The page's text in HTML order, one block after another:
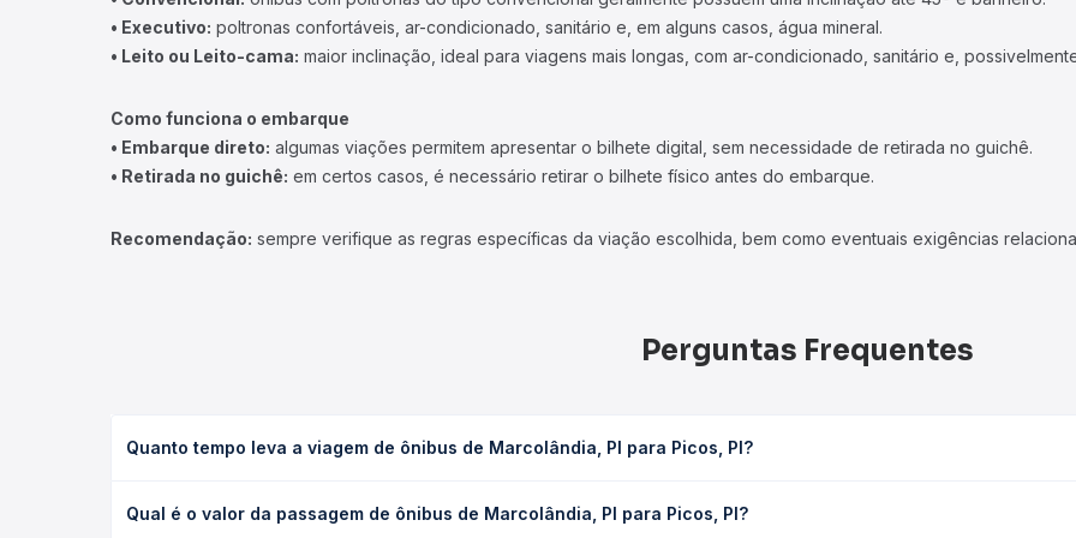
• Executivo: poltronas confortáveis, ar-condicionado, sanitário e, em alguns casos, água mineral.
• Leito ou Leito-cama: maior inclinação, ideal para viagens mais longas, com ar-condicionado, sanitário e,
Como funciona o embarque
• Embarque direto: algumas viações permitem apresentar o bilhete digital, sem necessidade de retirada no guichê.
• Retirada no guichê: em certos casos, é necessário retirar o bilhete físico antes do embarque.
Recomendação: sempre verifique as regras específicas da viação escolhida, bem como eventuais exigências
Perguntas Frequentes
Quanto tempo leva a viagem de ônibus de Marcolândia, PI para Picos, PI?
as condições de tráfego. Na Quero Passagem você consulta os horários disponíveis e vê a duração exata de cada
Qual é o valor da passagem de ônibus de Marcolândia, PI para Picos, PI?